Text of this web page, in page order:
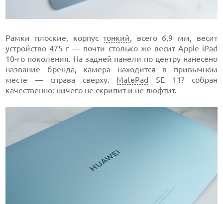
Рамки плоские, корпустонкий , всего 6,9 мм, весит
устройство 475 г — почти столько же весит Apple iPad
10-го поколения. На задней панели по центру нанесено
название бренда, камера находится в привычном
месте — справа сверху. MatePad SE 11? собран
качественно: ничего не скрипит и не люфтит.